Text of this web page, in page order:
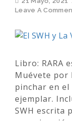
Leave A
Libro: RARA
Muévete por
pinchar en
ejemplar.
SWH escrita